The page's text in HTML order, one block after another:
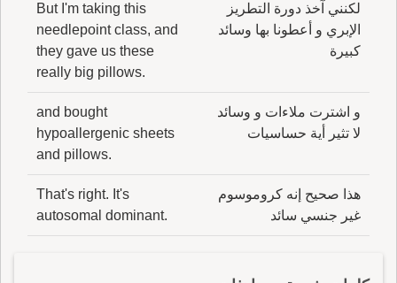
لكنني آخذ دورة التطريز
الإبري و أعطونا بها وسائد
كبيرة
But I'm taking this
needlepoint class, and
they gave us these
really big pillows.
و اشترت ملاءات و وسائد
لا تثير أية حساسيات
and bought
hypoallergenic sheets
and pillows.
هذا صحيح إنه كروموسوم
غير جنسي سائد
That's right. It's
autosomal dominant.